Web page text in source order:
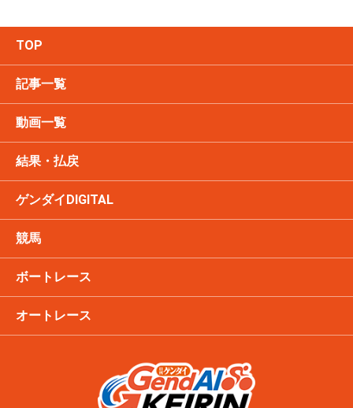
TOP
記事一覧
動画一覧
結果・払戻
ゲンダイDIGITAL
競馬
ボートレース
オートレース